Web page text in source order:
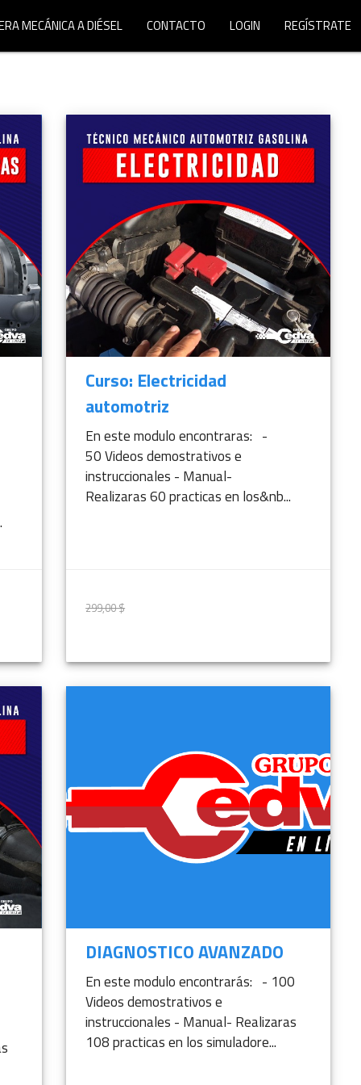
MECÁNICA A DIÉSEL CONTACTO LOGIN REGÍSTRATE
Curso: Electricidad
automotriz
En este modulo encontraras: -
50 Videos demostrativos e
instruccionales - Manual-
Realizaras 60 practicas en los&nb...
299,00 $
DIAGNOSTICO AVANZADO
En este modulo encontrarás: - 100
Videos demostrativos e
instruccionales - Manual- Realizaras
108 practicas en los simuladore...